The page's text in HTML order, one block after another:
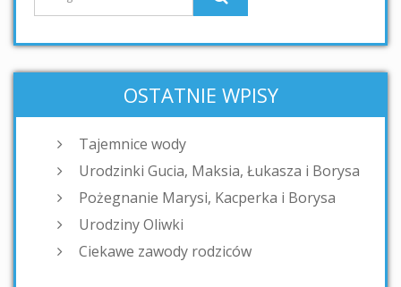
OSTATNIE WPISY
Tajemnice wody
Urodzinki Gucia, Maksia, Łukasza i Borysa
Pożegnanie Marysi, Kacperka i Borysa
Urodziny Oliwki
Ciekawe zawody rodziców